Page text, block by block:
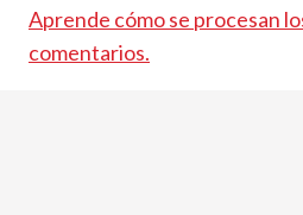
Aprende cómo se procesan
comentarios.